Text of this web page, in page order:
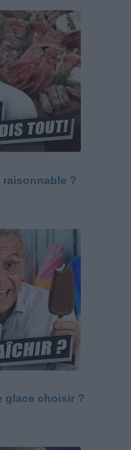
raisonnable ?
glace choisir ?